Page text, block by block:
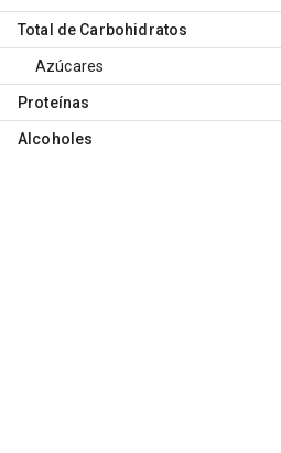
Total de Carbohidratos
Azúcares
Proteínas
Alcoholes